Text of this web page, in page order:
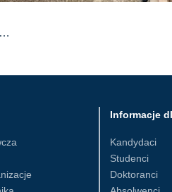
Informacje
Kandydaci
Studenci
Doktoranci